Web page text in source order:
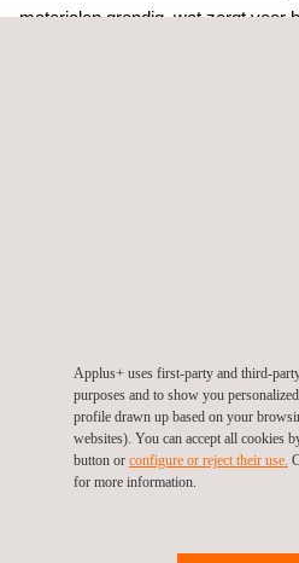
materialen grondig, wat zorgt voor
Lees hier meer over de
integriteitsmanagement.
Applus+ uses first-party and third-
purposes and to show you
profile drawn up based on your
websites). You can accept all cookies
button or configure or reject their use.
for more information.